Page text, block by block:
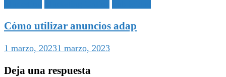
Cómo utilizar anuncios adap
1 marzo, 20231 marzo, 2023
Deja una respuesta